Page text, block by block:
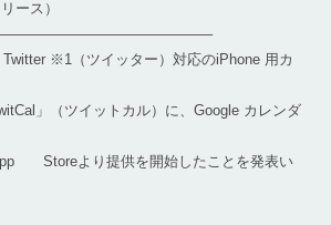
ース）
※1（ツイッター）対応のiPhone 用カ
」（ツイットカル）に、Google カレンダ
Storeより提供を開始したことを発表い